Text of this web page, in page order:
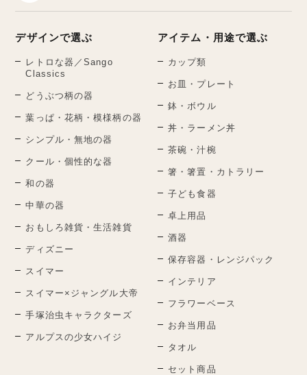
デザインで選ぶ
レトロな器／Sango
Classics
どうぶつ柄の器
葉っぱ・花柄・模様柄の器
シンプル・無地の器
クール・個性的な器
和の器
中華の器
おもしろ雑貨・生活雑貨
ディズニー
スイマー
スイマー×ジャングル大帝
手塚治虫キャラクターズ
アルプスの少女ハイジ
アイテム・用途で選ぶ
カップ類
お皿・プレート
鉢・ボウル
丼・ラーメン丼
茶碗・汁椀
箸・箸置・カトラリー
子ども食器
卓上用品
酒器
保存容器・レンジパック
インテリア
フラワーベース
お弁当用品
タオル
セット商品